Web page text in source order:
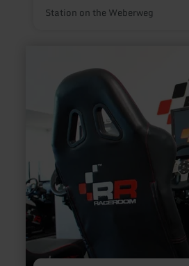
Station on the Weberweg
RaceRoom